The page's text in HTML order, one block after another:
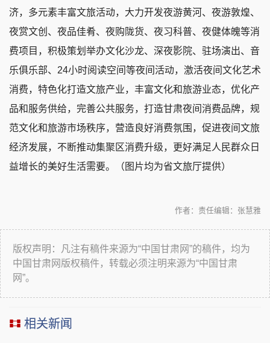
济，多元素丰富文旅活动，大力开发夜游黄河、夜游敦煌、
夜赏文创、夜品佳肴、夜购陇货、夜习科普、夜健体魄等消
费项目，积极策划举办文化沙龙、深夜影院、驻场演出、音
乐俱乐部、24小时阅读空间等夜间活动，激活夜间文化艺术
消费，特色化打造文旅产业，丰富文化和旅游业态，优化产
品和服务供给，完善公共服务，打造甘肃夜间消费品牌，规
范文化和旅游市场秩序，营造良好消费氛围，促进夜间文旅
经济发展，不断推动集聚区消费升级，更好满足人民群众日
益增长的美好生活需要。（图片均为省文旅厅提供）
责任编辑：张慧雅
作者：
版权声明：凡注有稿件来源为“中国甘肃网”的稿件，均为
中国甘肃网版权稿件，转载必须注明来源为“中国甘肃
网”。
相关新闻